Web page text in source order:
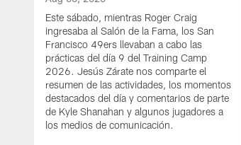
Este sábado, mientras Roger Craig
ingresaba al Salón de la Fama, los San
Francisco 49ers llevaban a cabo las
prácticas del día 9 del Training Camp
2026. Jesús Zárate nos comparte el
resumen de las actividades, los momentos
destacados del día y comentarios de parte
de Kyle Shanahan y algunos jugadores a
los medios de comunicación.